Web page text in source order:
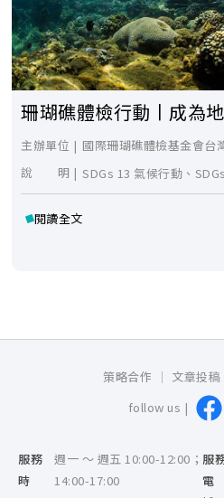
珊瑚礁體檢行動丨成為
主辦單位 | 國際珊瑚礁體檢基金會台
說 明 | SDGs 13 氣候行動、
閱讀全文
服務
時
週一 ～ 週五 10:00-12:00；
14:00-17:00
服
電
策略合作 文章投稿
follow us |